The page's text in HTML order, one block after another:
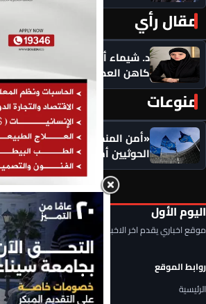
مقال رأي
د. شيماء أحمدين تكتب .. حين
كاهن العصر: هل نستبدل التأمل
منوعات
«أمن المنطقة في خطر».. الاتحاد
الحوثيين أمام مسؤولياتهم:
اليوم الأول
موقع اخباري يقدم اخر الاخبار المحلية والعربية والعالمية
روابط الموقع
الرئيسية